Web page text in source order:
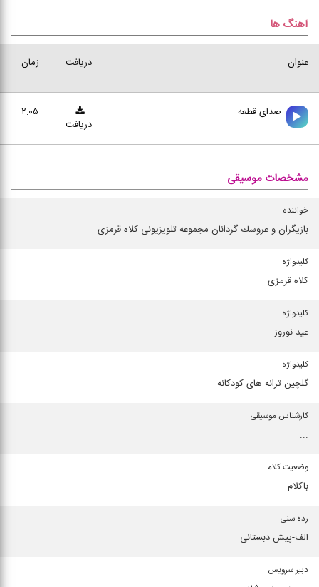
آهنگ ها
عنوان زمان دریافت
صدای قطعه
۲:۰۵
دریافت
مشخصات موسیقی
خواننده
بازیگران و عروسك گردانان مجموعه تلویزیونی كلاه قرمزی
كلیدواژه
كلاه قرمزی
كلیدواژه
عید نوروز
كلیدواژه
گلچین ترانه های كودكانه
كارشناس موسیقی
...
وضعیت كلام
باكلام
رده سنی
الف-پیش دبستانی
دبیر سرویس